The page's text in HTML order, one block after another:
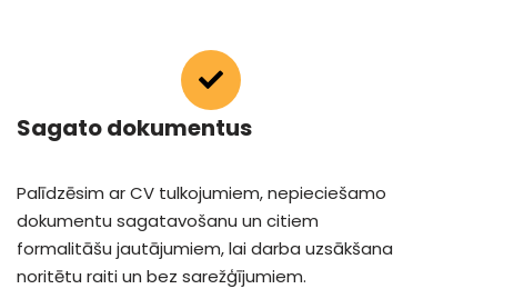
Sagato dokumentus
Palīdzēsim ar CV tulkojumiem, nepieciešamo
dokumentu sagatavošanu un citiem
formalitāšu jautājumiem, lai darba uzsākšana
noritētu raiti un bez sarežģījumiem.